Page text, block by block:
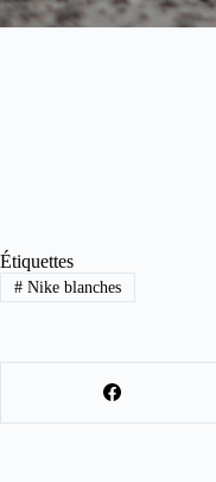
Étiquettes
#Nike blanches